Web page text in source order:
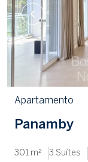
Apartamento
Panamby
301 m² 3 Suítes